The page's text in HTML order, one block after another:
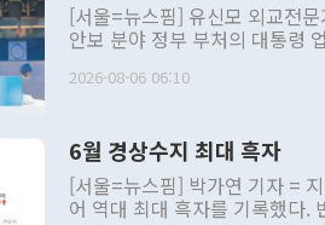
[서울=뉴스핌] 유신모 외교전
안보 분야 정부 부처의 대통령
발언 중에는 정부 내 조율을 거
주의적 희망에 근거한 비현실적
관의 대북 정책 관련 발언이 물
관 부처 장관이 공개적으로 부
2026-08-06 06:10
6월 경상수지 최대 흑자
[서울=뉴스핌] 박가연 기자 =
어 역대 최대 흑자를 기록했다.